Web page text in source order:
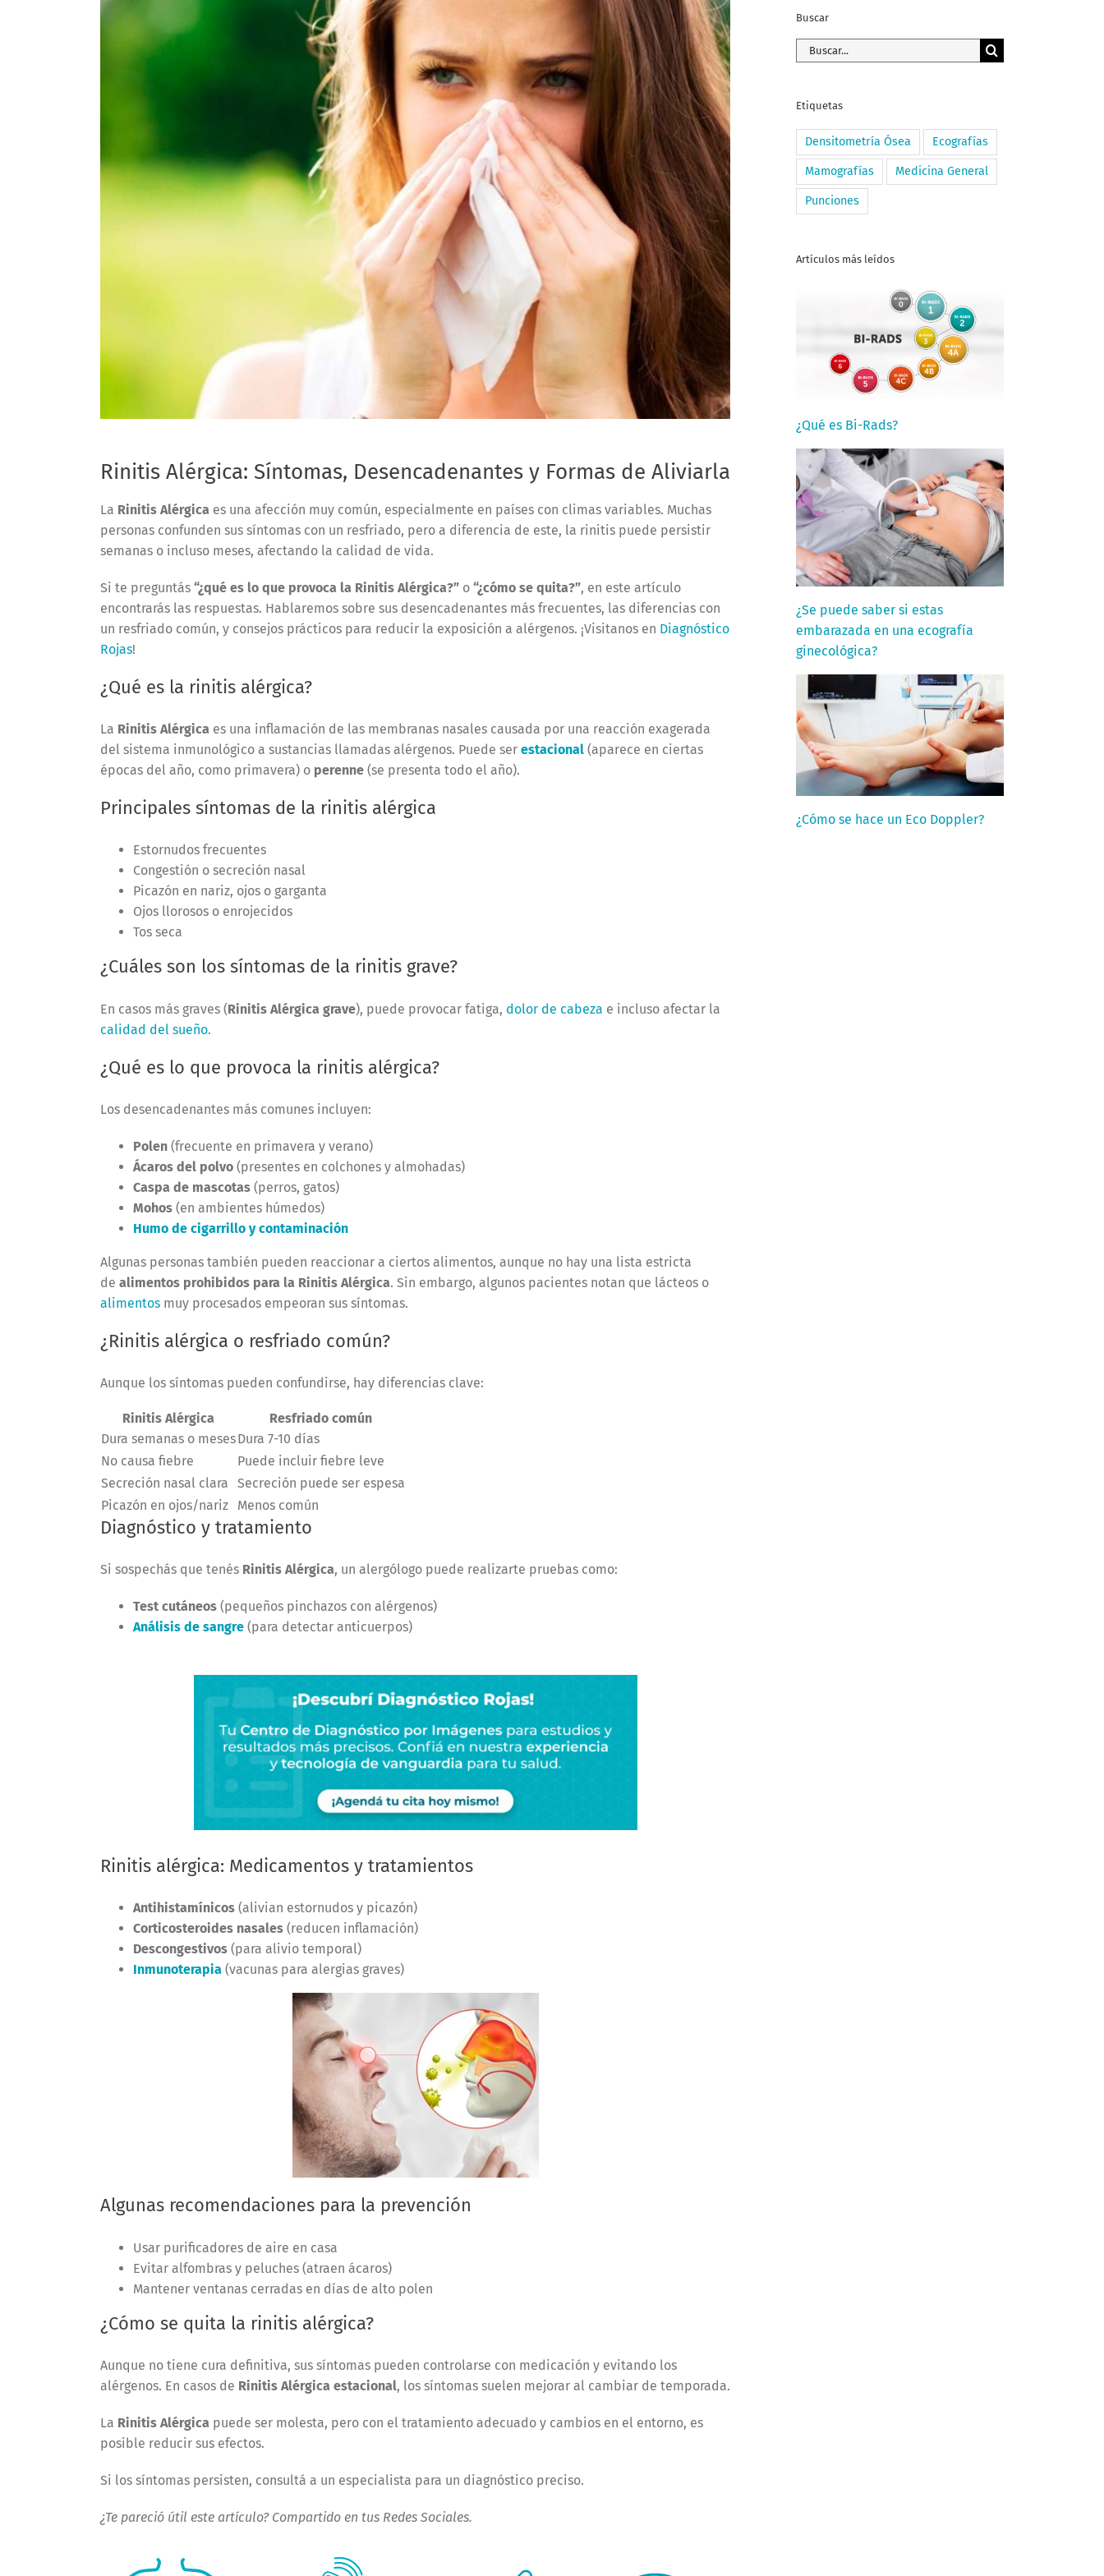
Rinitis Alérgica: Síntomas, Desencadenantes y Formas de Aliviarla
La Rinitis Alérgicaes una afección muy común, especialmente en países con climas variables. Muchas
personas confunden sus síntomas con un resfriado, pero a diferencia de este, la rinitis puede persistir
semanas o incluso meses, afectando la calidad de vida.
Si te preguntás “¿qué es lo que provoca la Rinitis Alérgica?”o “¿cómo se quita?”, en este artículo
encontrarás las respuestas. Hablaremos sobre sus desencadenantes más frecuentes, las diferencias con
un resfriado común, y consejos prácticos para reducir la exposición a alérgenos. ¡Visitanos en Diagnóstico
Rojas!
¿Qué es la rinitis alérgica?
La Rinitis Alérgicaes una inflamación de las membranas nasales causada por una reacción exagerada
del sistema inmunológico a sustancias llamadas alérgenos. Puede ser estacional(aparece en ciertas
épocas del año, como primavera) o perenne(se presenta todo el año).
Principales síntomas de la rinitis alérgica
Estornudos frecuentes
Congestión o secreción nasal
Picazón en nariz, ojos o garganta
Ojos llorosos o enrojecidos
Tos seca
¿Cuáles son los síntomas de la rinitis grave?
En casos más graves (Rinitis Alérgica grave), puede provocar fatiga, dolor de cabeza e incluso afectar la
calidad del sueño.
¿Qué es lo que provoca la rinitis alérgica?
Los desencadenantes más comunes incluyen:
Polen(frecuente en primavera y verano)
Ácaros del polvo(presentes en colchones y almohadas)
Caspa de mascotas(perros, gatos)
Mohos(en ambientes húmedos)
Humo de cigarrillo y contaminación
Algunas personas también pueden reaccionar a ciertos alimentos, aunque no hay una lista estricta
de alimentos prohibidos para la Rinitis Alérgica. Sin embargo, algunos pacientes notan que lácteos o
alimentosmuy procesados empeoran sus síntomas.
¿Rinitis alérgica o resfriado común?
Aunque los síntomas pueden confundirse, hay diferencias clave:
Rinitis Alérgica
Resfriado común
Dura semanas o mesesDura 7-10 días
No causa fiebre
Puede incluir fiebre leve
Secreción nasal clara
Secreción puede ser espesa
Picazón en ojos/nariz
Menos común
Diagnóstico y tratamiento
Si sospechás que tenés Rinitis Alérgica, un alergólogo puede realizarte pruebas como:
Test cutáneos(pequeños pinchazos con alérgenos)
Análisis de sangre(para detectar anticuerpos)
Rinitis alérgica: Medicamentos y tratamientos
Antihistamínicos(alivian estornudos y picazón)
Corticosteroides nasales(reducen inflamación)
Descongestivos(para alivio temporal)
Inmunoterapia(vacunas para alergias graves)
Algunas recomendaciones para la prevención
Usar purificadores de aire en casa
Evitar alfombras y peluches (atraen ácaros)
Mantener ventanas cerradas en días de alto polen
¿Cómo se quita la rinitis alérgica?
Aunque no tiene cura definitiva, sus síntomas pueden controlarse con medicación y evitando los
alérgenos. En casos de Rinitis Alérgica estacional, los síntomas suelen mejorar al cambiar de temporada.
La Rinitis Alérgicapuede ser molesta, pero con el tratamiento adecuado y cambios en el entorno, es
posible reducir sus efectos.
Si los síntomas persisten, consultá a un especialista para un diagnóstico preciso.
¿Te pareció útil este artículo? Compartido en tus Redes Sociales.
Buscar
Buscar:
Etiquetas
Densitometría Ósea Ecografías
Mamografías Medicina General
Punciones
Artículos más leídos
¿Qué es Bi-Rads?
¿Se puede saber si estas
embarazada en una ecografía
ginecológica?
¿Cómo se hace un Eco Doppler?